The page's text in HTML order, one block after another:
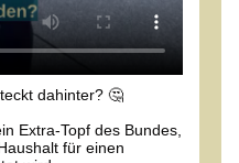
dahinter? 🤔
Extra-Topf des Bundes,
für einen